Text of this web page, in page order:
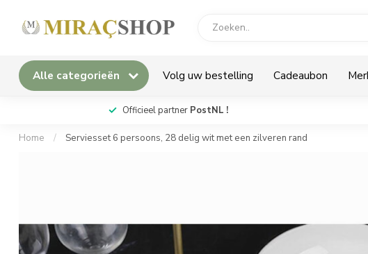
Alle categorieën Volg uw bestelling Cadeaubon
Officieel partner PostNL !
Home / Serviesset 6 persoons, 28 delig wit met een zilveren rand